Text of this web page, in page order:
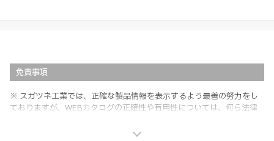
免責事項
※ スガツネ工業では、正確な製品情報を表示するよう最善の努力をし
ておりますが、WEBカタログの正確性や有用性については、何ら法律